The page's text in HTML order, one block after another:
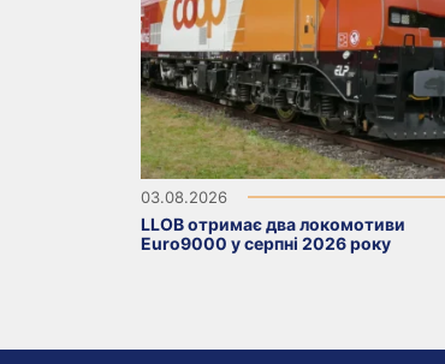
03.08.2026
LLOB отримає два локомотиви
Euro9000 у серпні 2026 року